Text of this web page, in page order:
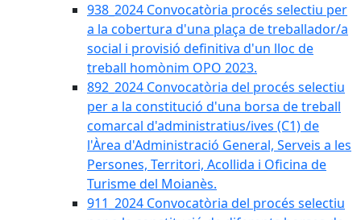
938_2024 Convocatòria procés selectiu per
a la cobertura d'una plaça de treballador/a
social i provisió definitiva d'un lloc de
treball homònim OPO 2023.
892_2024 Convocatòria del procés selectiu
per a la constitució d'una borsa de treball
comarcal d'administratius/ives (C1) de
l'Àrea d'Administració General, Serveis a les
Persones, Territori, Acollida i Oficina de
Turisme del Moianès.
911_2024 Convocatòria del procés selectiu